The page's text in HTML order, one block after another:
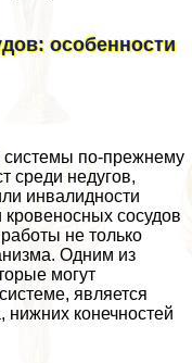
особенности
системы по-прежнему
среди недугов,
инвалидности
сосудов
не только
Одним из
могут
является
нижних конечностей